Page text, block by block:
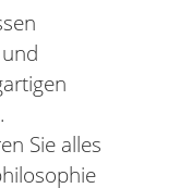
Sie alles